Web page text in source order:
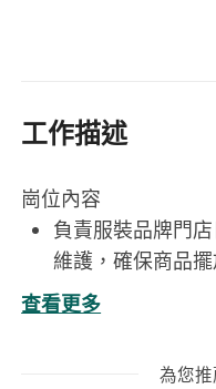
工作描述
崗位內容
負責服裝品牌門
維護，確保商品
季節主題要求。
執行標籤管理作業
查看更多
為您